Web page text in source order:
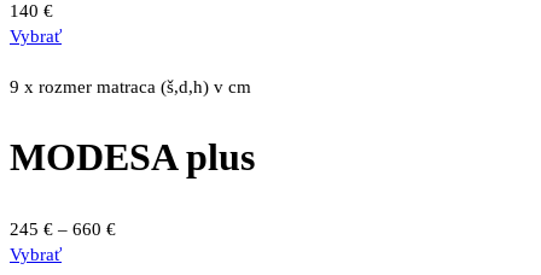
na
produktu.
140 €
VybraťTento
má
Možnosti
vybrať
na
9 x rozmer matraca (š,d,h) v cm
MODESA plus
245 € – 660 €Price
VybraťTento